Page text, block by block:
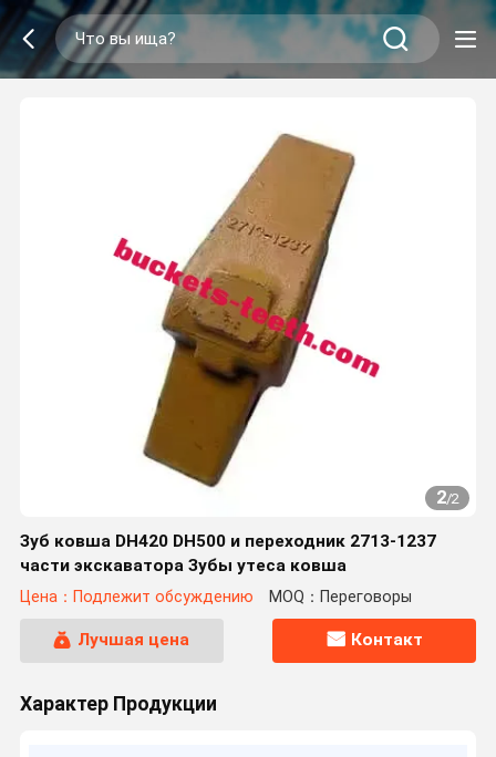
2/2
Зуб ковша DH420 DH500 и переходник 2713-1237
части экскаватора Зубы утеса ковша
Цена：Подлежит обсуждению MOQ：Переговоры
Лучшая цена Контакт
Характер Продукции